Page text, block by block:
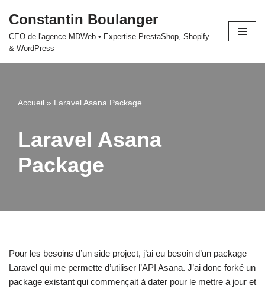
Aller
au
Constantin Boulanger
CEO de l'agence MDWeb • Expertise PrestaShop, Shopify
& WordPress
Accueil » Laravel Asana Package
Laravel Asana
Package
Pour les besoins d’un side project, j’ai eu besoin d’un package
Laravel qui me permette d’utiliser l’API Asana. J’ai donc forké un
package existant qui commençait à dater pour le mettre à jour et